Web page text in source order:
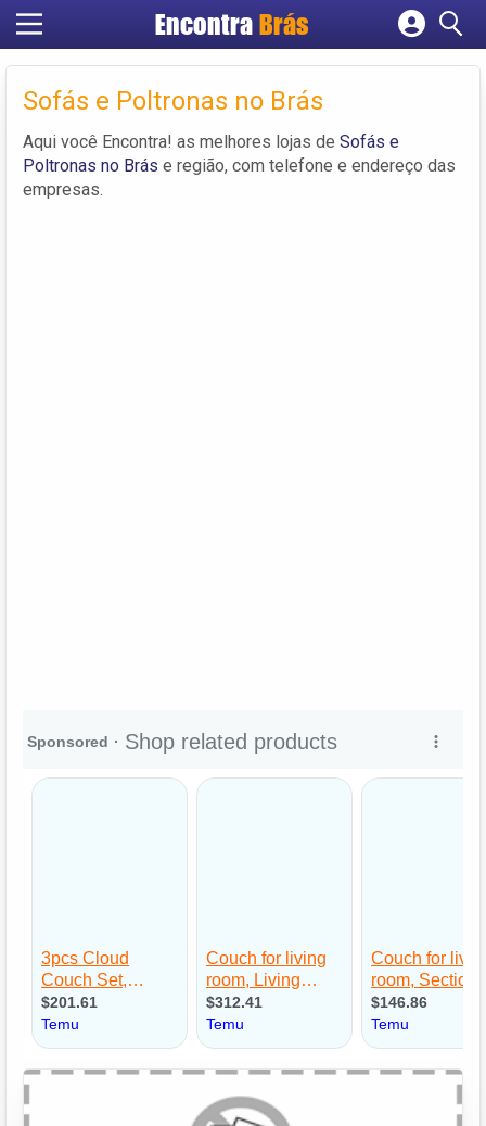
Encontra Brás
Cadastrar empresa
Criar conta
Sofás e Poltronas no Brás
Aqui você Encontra! as melhores lojas de Sofás e
Poltronas no Brás e região, com telefone e endereço das
empresas.